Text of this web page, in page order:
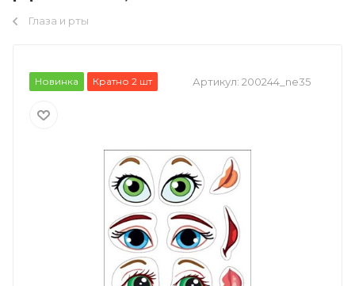
Глаза и рты
Новинка Кратно 2 шт Артикул: 200244_ne35